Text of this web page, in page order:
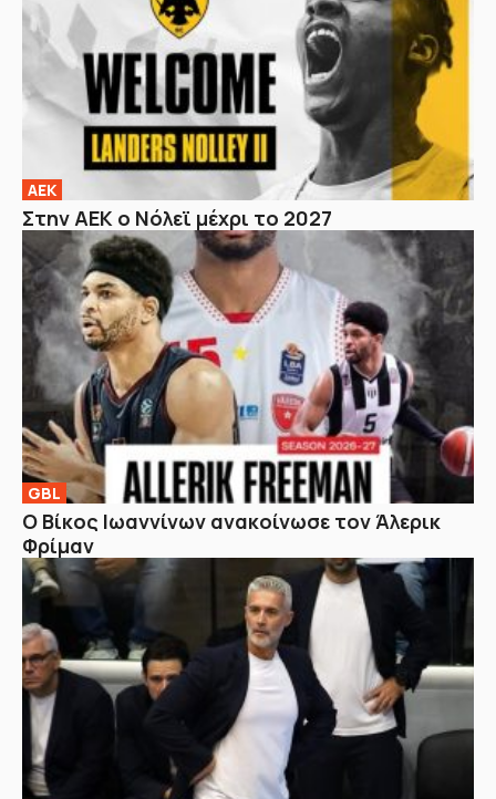
ΑΕΚ
Στην ΑΕΚ ο Νόλεϊ μέχρι το 2027
GBL
Ο Βίκος Ιωαννίνων ανακοίνωσε τον Άλερικ
Φρίμαν